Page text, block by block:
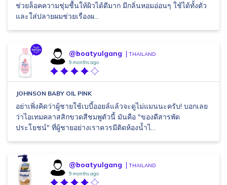
ช่วยล็อคความชุ่มชื้นให้ผิวได้ดีมาก มีกลิ่นหอมอ่อนๆ ใช้ได้ทั้งตัว
และใส่ปลายผมช่วยเรื่องผ...
@boatyulgang THAILAND
9 months ago
JOHNSON BABY OIL PINK
อย่าเพิ่งคิดว่าผู้ชายใช้เบบี้ออยล์แล้วจะดูไม่แมนนะครับ! บอกเลย
ว่าไอเทมคลาสสิกขวดสีชมพูตัวนี้ มันคือ "ของดีสารพัด
ประโยชน์" ที่ผู้ชายอย่างเราควรมีติดห้องน้ำไ...
@boatyulgang THAILAND
9 months ago